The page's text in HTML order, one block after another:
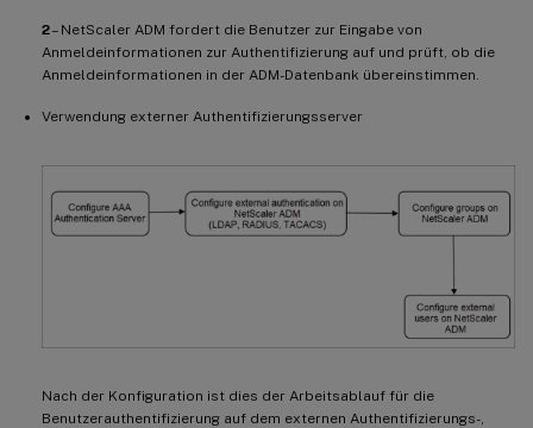
2– NetScaler ADM fordert die Benutzer zur Eingabe von
Anmeldeinformationen zur Authentifizierung auf und prüft, ob die
Anmeldeinformationen in der ADM-Datenbank übereinstimmen.
Verwendung externer Authentifizierungsserver
Nach der Konfiguration ist dies der Arbeitsablauf für die
Benutzerauthentifizierung auf dem externen Authentifizierungs-,